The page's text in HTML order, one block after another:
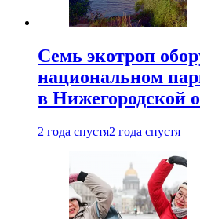
Семь экотроп
национальном
в Нижегородской
2 года спустя2 года спустя